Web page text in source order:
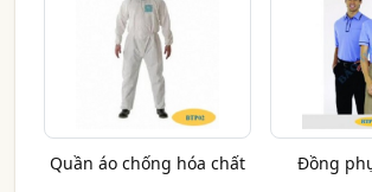
Quần áo chống hóa chất Đồng